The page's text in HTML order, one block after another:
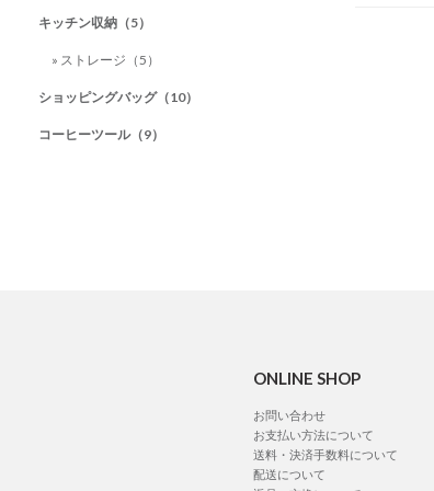
キッチン収納（5）
» ストレージ（5）
ショッピングバッグ（10）
コーヒーツール（9）
ONLINE SHOP
お問い合わせ
お支払い方法について
送料・決済手数料について
配送について